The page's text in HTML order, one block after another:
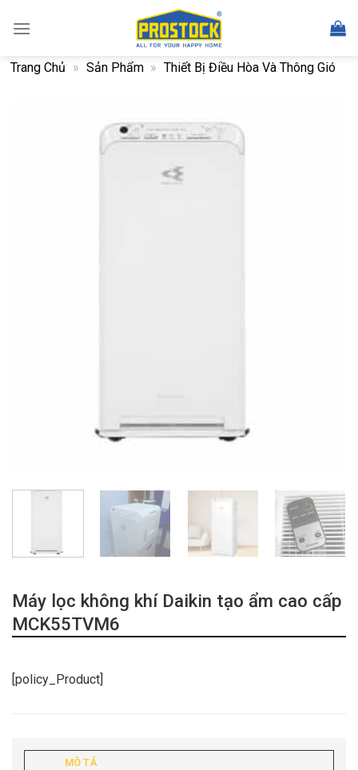
Trang Chủ » Sản Phẩm » Thiết Bị Điều Hòa Và Thông Gió
Máy lọc không khí Daikin tạo ẩm cao cấp
MCK55TVM6
[policy_Product]
MÔ TẢ